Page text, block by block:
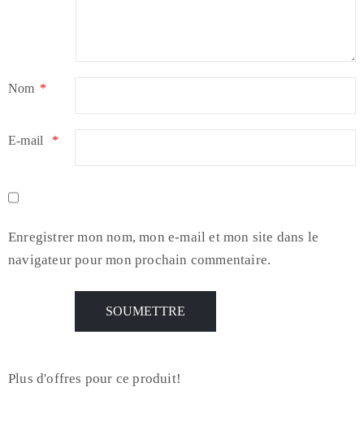
Nom *
E-mail *
Enregistrer mon nom, mon e-mail et mon site dans le
navigateur pour mon prochain commentaire.
Plus d'offres pour ce produit!